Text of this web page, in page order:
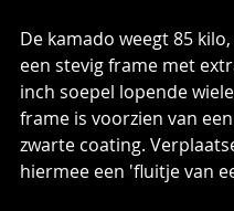
De kamado weegt 85
een stevig frame met
inch soepel lopende
frame is voorzien van
zwarte coating.
hiermee een 'fluitje van